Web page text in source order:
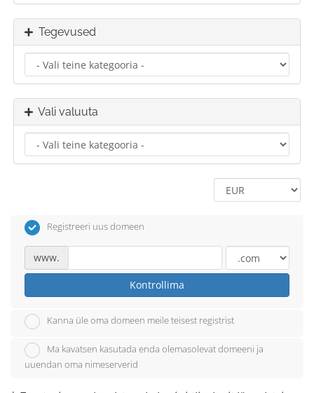
Tegevused
Vali valuuta
Registreeri uus domeen
www.
Kontrollima
Kanna üle oma domeen meile teisest registrist
Ma kavatsen kasutada enda olemasolevat domeeni ja
uuendan oma nimeserverid